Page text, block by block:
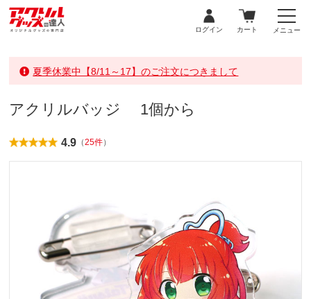
ログイン カート メニュー
夏季休業中【8/11～17】のご注文につきまして
アクリルバッジ 1個から
4.9 （25件）